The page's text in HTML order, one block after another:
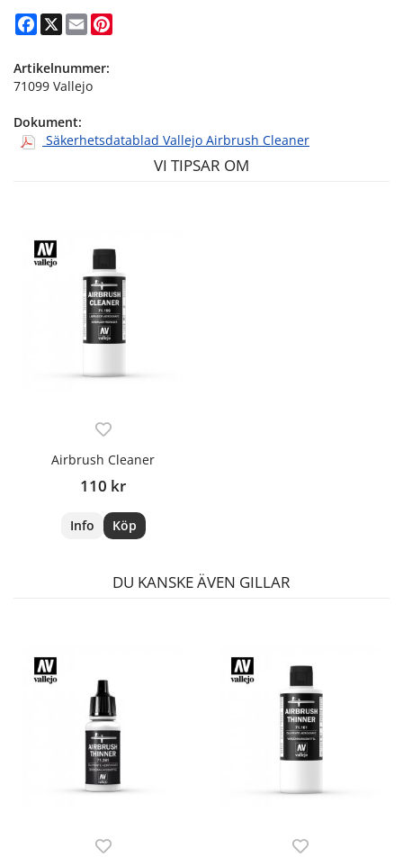
Facebook
X Email
Artikelnummer:
71099 Vallejo
Dokument:
Säkerhetsdatablad Vallejo Airbrush Cleaner
VI TIPSAR OM
Airbrush Cleaner
110 kr
Info Köp
DU KANSKE ÄVEN GILLAR